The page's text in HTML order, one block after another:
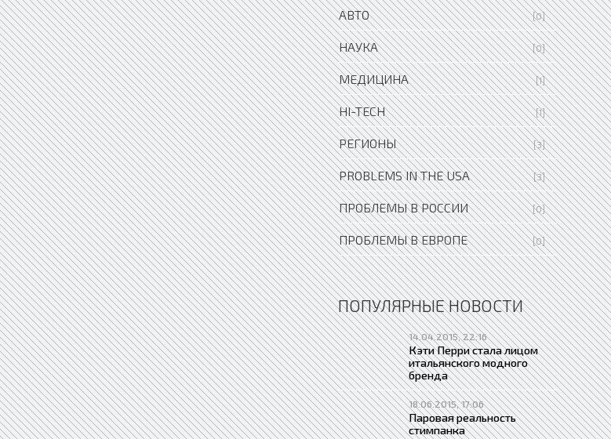
АВТО [0]
НАУКА [0]
МЕДИЦИНА [1]
HI-TECH [1]
РЕГИОНЫ [3]
PROBLEMS IN THE USA [3]
ПРОБЛЕМЫ В РОССИИ [0]
ПРОБЛЕМЫ В ЕВРОПЕ [0]
ПОПУЛЯРНЫЕ НОВОСТИ
14.04.2015, 22:16
Кэти Перри стала лицом
итальянского модного
бренда
18.06.2015, 17:06
Паровая реальность
стимпанка